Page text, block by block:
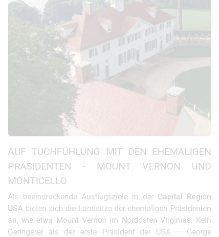
AUF TUCHFÜHLUNG MIT DEN EHEMALIGEN
PRÄSIDENTEN - MOUNT VERNON UND
MONTICELLO
Als beeindruckende Ausflugsziele in der Capital Region
USA bieten sich die Landsitze der ehemaligen Präsidenten
an, wie etwa Mount Vernon im Nordosten Virginias. Kein
Geringerer als der erste Präsident der USA – George